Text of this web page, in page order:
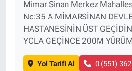
Mimar Sinan Merkez
No:35 A MİMARSİNAN
HASTANESİNİN ÜST
YOLA GEÇİNCE 200M
Yol Tarifi Al 0 (551)